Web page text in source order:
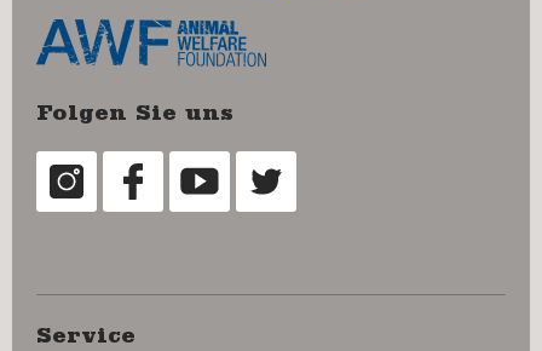
Folgen Sie uns
Service